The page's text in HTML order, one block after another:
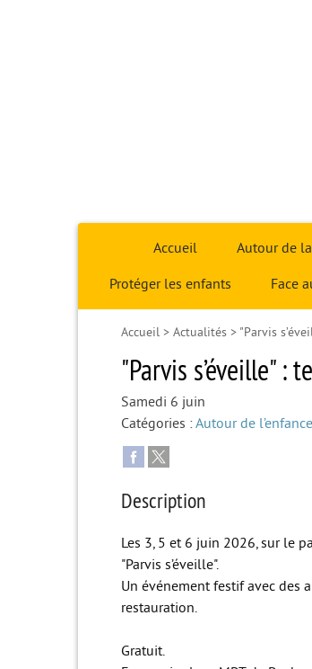
Infoparent29
Accueil Autour de
Protéger les enfants Face
Accueil > Actualités > "Parvis
"Parvis s’éveille" :
Samedi 6 juin
Catégories :Autour de l’enfance
Description
Les 3, 5 et 6 juin 2026, sur le
"Parvis s’éveille".
Un événement festif avec des
restauration.
Gratuit.